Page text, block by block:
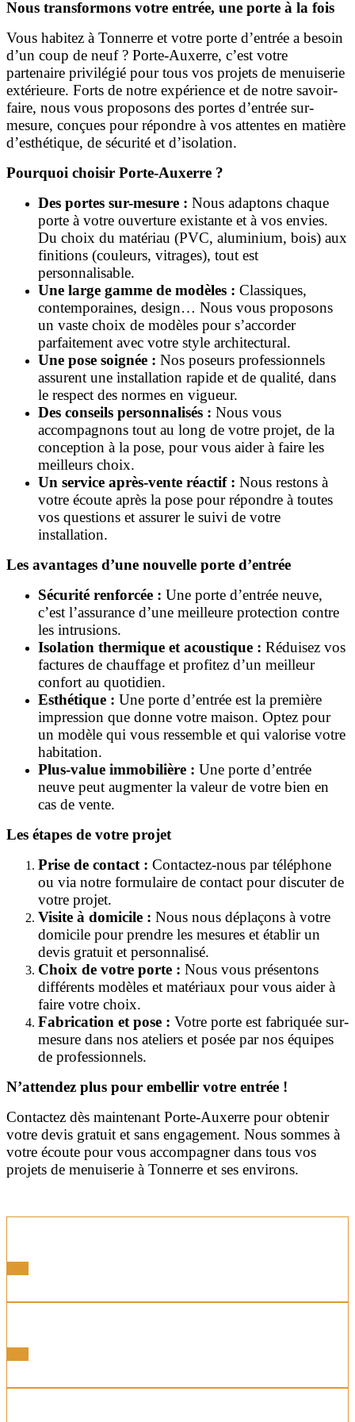
Nous transformons votre entrée, une porte à la fois
Vous habitez à Tonnerre et votre porte d’entrée a besoin
d’un coup de neuf ? Porte-Auxerre, c’est votre
partenaire privilégié pour tous vos projets de menuiserie
extérieure. Forts de notre expérience et de notre savoir-
faire, nous vous proposons des portes d’entrée sur-
mesure, conçues pour répondre à vos attentes en matière
d’esthétique, de sécurité et d’isolation.
Pourquoi choisir Porte-Auxerre ?
Des portes sur-mesure : Nous adaptons chaque
porte à votre ouverture existante et à vos envies.
Du choix du matériau (PVC, aluminium, bois) aux
finitions (couleurs, vitrages), tout est
personnalisable.
Une large gamme de modèles : Classiques,
contemporaines, design… Nous vous proposons
un vaste choix de modèles pour s’accorder
parfaitement avec votre style architectural.
Une pose soignée : Nos poseurs professionnels
assurent une installation rapide et de qualité, dans
le respect des normes en vigueur.
Des conseils personnalisés : Nous vous
accompagnons tout au long de votre projet, de la
conception à la pose, pour vous aider à faire les
meilleurs choix.
Un service après-vente réactif : Nous restons à
votre écoute après la pose pour répondre à toutes
vos questions et assurer le suivi de votre
installation.
Les avantages d’une nouvelle porte d’entrée
Sécurité renforcée : Une porte d’entrée neuve,
c’est l’assurance d’une meilleure protection contre
les intrusions.
Isolation thermique et acoustique : Réduisez vos
factures de chauffage et profitez d’un meilleur
confort au quotidien.
Esthétique : Une porte d’entrée est la première
impression que donne votre maison. Optez pour
un modèle qui vous ressemble et qui valorise votre
habitation.
Plus-value immobilière : Une porte d’entrée
neuve peut augmenter la valeur de votre bien en
cas de vente.
Les étapes de votre projet
Prise de contact : Contactez-nous par téléphone
ou via notre formulaire de contact pour discuter de
votre projet.
Visite à domicile : Nous nous déplaçons à votre
domicile pour prendre les mesures et établir un
devis gratuit et personnalisé.
Choix de votre porte : Nous vous présentons
différents modèles et matériaux pour vous aider à
faire votre choix.
Fabrication et pose : Votre porte est fabriquée sur-
mesure dans nos ateliers et posée par nos équipes
de professionnels.
N’attendez plus pour embellir votre entrée !
Contactez dès maintenant Porte-Auxerre pour obtenir
votre devis gratuit et sans engagement. Nous sommes à
votre écoute pour vous accompagner dans tous vos
projets de menuiserie à Tonnerre et ses environs.